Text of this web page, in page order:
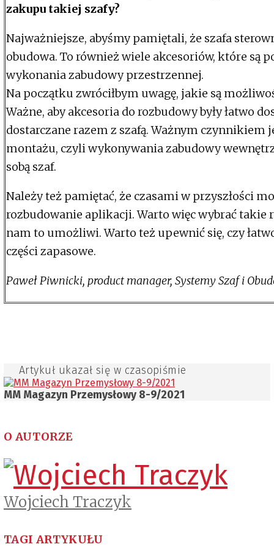
zakupu takiej szafy?
Najważniejsze, abyśmy pamiętali, że szafa
obudowa. To również wiele akcesoriów, które są
wykonania zabudowy przestrzennej.
Na początku zwróciłbym uwagę, jakie są
Ważne, aby akcesoria do rozbudowy były łatwo
dostarczane razem z szafą. Ważnym czynnikiem
montażu, czyli wykonywania zabudowy
sobą szaf.
Należy też pamiętać, że czasami w przyszłości
rozbudowanie aplikacji. Warto więc wybrać takie
nam to umożliwi. Warto też upewnić się, czy
części zapasowe.
Paweł Piwnicki, product manager, Systemy Szaf i
Artykuł ukazał się w czasopiśmie
MM Magazyn Przemysłowy 8-9/2021
O AUTORZE
Wojciech Traczyk
TAGI ARTYKUŁU